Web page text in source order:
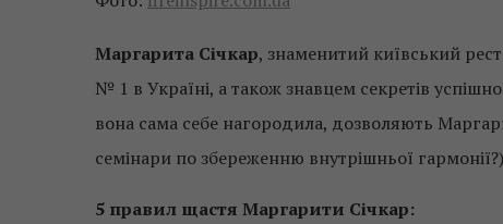
Маргарита Січкар, знаменитий київський
№ 1 в Україні, а також знавцем секретів
вона сама себе нагородила, дозволяють
семінари по збереженню внутрішньої
5 правил щастя Маргарити Січкар: